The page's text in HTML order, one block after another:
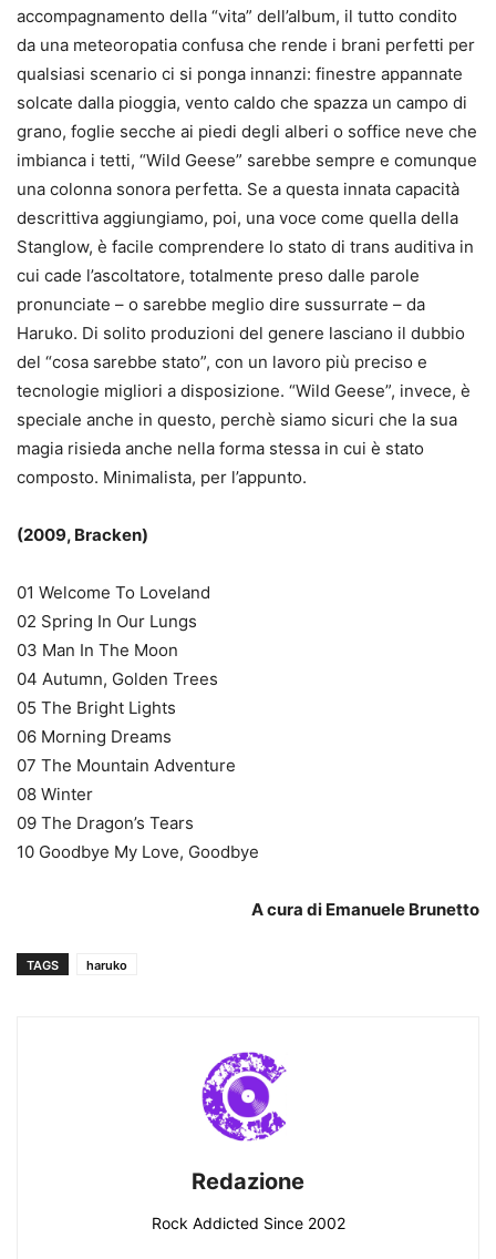
accompagnamento della “vita” dell’album, il tutto condito
da una meteoropatia confusa che rende i brani perfetti per
qualsiasi scenario ci si ponga innanzi: finestre appannate
solcate dalla pioggia, vento caldo che spazza un campo di
grano, foglie secche ai piedi degli alberi o soffice neve che
imbianca i tetti, “Wild Geese” sarebbe sempre e comunque
una colonna sonora perfetta. Se a questa innata capacità
descrittiva aggiungiamo, poi, una voce come quella della
Stanglow, è facile comprendere lo stato di trans auditiva in
cui cade l’ascoltatore, totalmente preso dalle parole
pronunciate – o sarebbe meglio dire sussurrate – da
Haruko. Di solito produzioni del genere lasciano il dubbio
del “cosa sarebbe stato”, con un lavoro più preciso e
tecnologie migliori a disposizione. “Wild Geese”, invece, è
speciale anche in questo, perchè siamo sicuri che la sua
magia risieda anche nella forma stessa in cui è stato
composto. Minimalista, per l’appunto.
(2009, Bracken)
01 Welcome To Loveland
02 Spring In Our Lungs
03 Man In The Moon
04 Autumn, Golden Trees
05 The Bright Lights
06 Morning Dreams
07 The Mountain Adventure
08 Winter
09 The Dragon’s Tears
10 Goodbye My Love, Goodbye
A cura di Emanuele Brunetto
TAGS haruko
Redazione
Rock Addicted Since 2002